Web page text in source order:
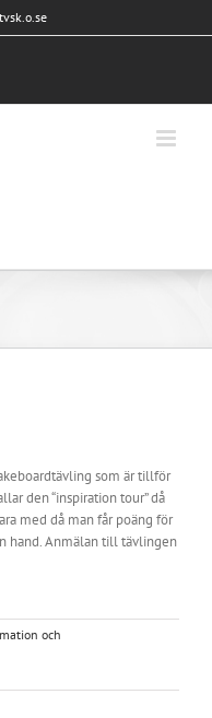
som är tillför
den “inspiration tour” då
med då man får poäng för
hand. Anmälan till tävlingen
och